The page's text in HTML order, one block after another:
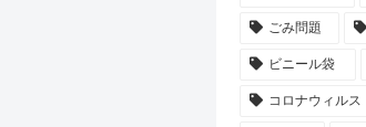
ごみ問題
ビニール袋
コロナウィルス